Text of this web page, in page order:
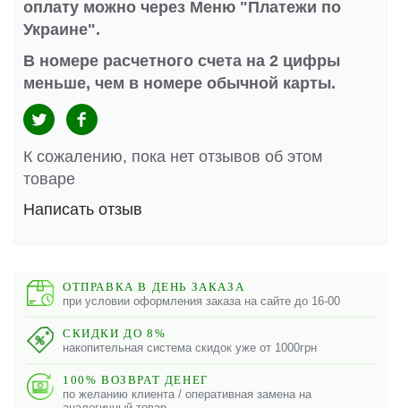
оплату можно через Меню "Платежи по
Украине".
В номере расчетного счета на 2 цифры
меньше, чем в номере обычной карты.
К сожалению, пока нет отзывов об этом
товаре
Написать отзыв
ОТПРАВКА В ДЕНЬ ЗАКАЗА
при условии оформления заказа на сайте до 16-00
СКИДКИ ДО 8%
накопительная система скидок уже от 1000грн
100% ВОЗВРАТ ДЕНЕГ
по желанию клиента / оперативная замена на